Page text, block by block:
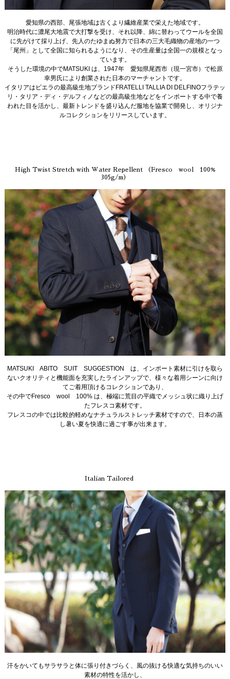
愛知県の西部、尾張地域は古くより繊維産業で栄えた地域です。
明治時代に濃尾大地震で大打撃を受け、それ以降、綿に替わってウールを全国
に先がけて採り上げ、先人のたゆまぬ努力で日本の三大毛織物の産地の一つ
「尾州」として全国に知られるようになり、その生産量は全国一の規模となっ
ています。
そうした環境の中でMATSUKI は、1947年 愛知県尾西市（現一宮市）で松原
幸男氏により創業された日本のマーチャントです。
イタリアはビエラの最高級生地ブランドFRATELLI TALLIA DI DELFINOフラテッ
リ・タリア・ディ・デルフィノなどの最高級生地などをインポートする中で養
われた目を活かし、最新トレンドを盛り込んだ服地を協業で開発し、オリジナ
ルコレクションをリリースしています。
High Twist Stretch with Water Repellent （Fresco wool 100%
305g/m）
MATSUKI ABITO SUIT SUGGESTION は、インポート素材に引けを取ら
ないクオリティと機能面を充実したラインアップで、様々な着用シーンに向け
てご着用頂けるコレクションであり、
その中でFresco wool 100% は、極端に荒目の平織でメッシュ状に織り上げ
たフレスコ素材です。
フレスコの中では比較的軽めなナチュラルストレッチ素材ですので、日本の蒸
し暑い夏を快適に過ごす事が出来ます。
Italian Tailored
汗をかいてもサラサラと体に張り付きづらく、風の抜ける快適な気持ちのいい
素材の特性を活かし、